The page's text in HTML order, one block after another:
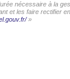
nécessaire à la
et les faire rectifier
»